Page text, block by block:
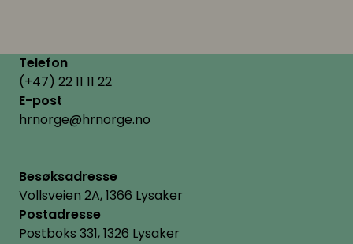
Telefon
(+47) 22 11 11 22
E-post
hrnorge@hrnorge.no
Besøksadresse
Vollsveien 2A, 1366 Lysaker
Postadresse
Postboks 331, 1326 Lysaker